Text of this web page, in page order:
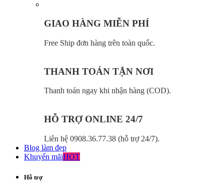
GIAO HÀNG MIỄN PHÍ
Free Ship đơn hàng trên toàn quốc.
THANH TOÁN TẬN NƠI
Thanh toán ngay khi nhận hàng (COD).
HỖ TRỢ ONLINE 24/7
Liên hệ 0908.36.77.38 (hỗ trợ 24/7).
Blog làm đẹp
Khuyến mãiHOT
Hỗ trợ